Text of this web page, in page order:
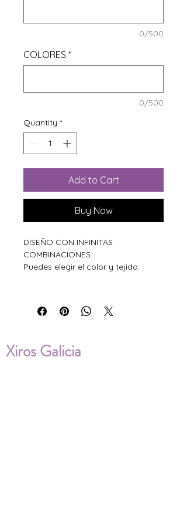
0/500
COLORES *
0/500
Quantity *
Add to Cart
Buy Now
DISEÑO CON INFINITAS
COMBINACIONES.
Puedes elegir el color y tejido.
Xiros Galicia